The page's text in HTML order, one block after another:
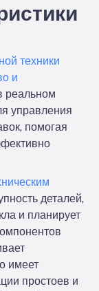
техники
и
реальном
управления
помогая
деталей,
и планирует
имеет
простоев и